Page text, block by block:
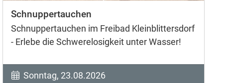
Schnuppertauchen
Schnuppertauchen im Freibad Kleinblittersdorf
- Erlebe die Schwerelosigkeit unter Wasser!
Sonntag, 23.08.2026